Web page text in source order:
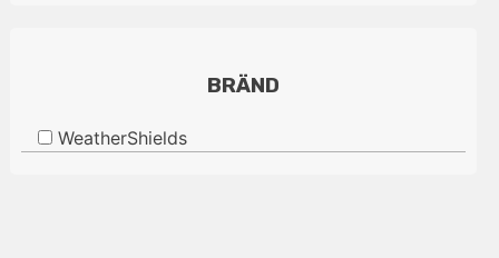
BRÄND
WeatherShields